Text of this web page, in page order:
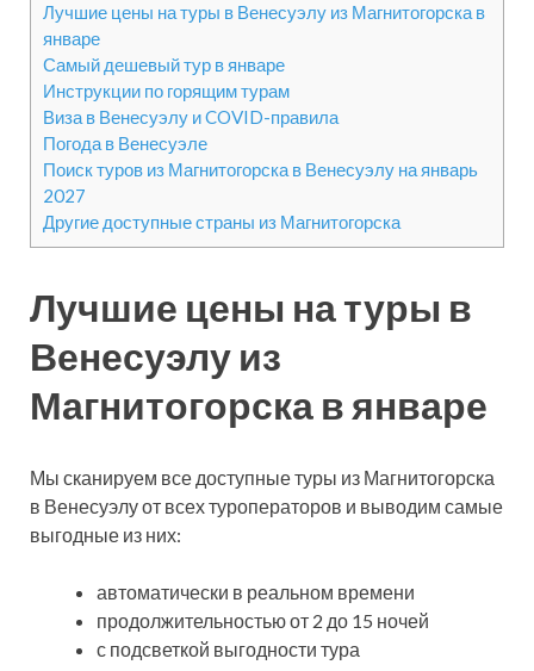
Лучшие цены на туры в Венесуэлу из Магнитогорска в
январе
Самый дешевый тур в январе
Инструкции по горящим турам
Виза в Венесуэлу и COVID-правила
Погода в Венесуэле
Поиск туров из Магнитогорска в Венесуэлу на январь
2027
Другие доступные страны из Магнитогорска
Лучшие цены на туры в
Венесуэлу из
Магнитогорска в январе
Мы сканируем все доступные туры из Магнитогорска
в Венесуэлу от всех туроператоров и выводим самые
выгодные из них:
автоматически в реальном времени
продолжительностью от 2 до 15 ночей
с подсветкой выгодности тура